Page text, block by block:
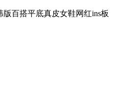
百搭平底真皮女鞋网红ins板